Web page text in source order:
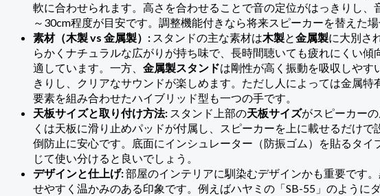
軟に合わせられます。高さを合わせることで音の定位がはっきりし
～30cm程度が目安です。調整機能付きなら将来スピーカーを替えた
素材（木製 vs 金属製）: スタンドの主な素材は木製と金属製に大別さ
らかくナチュラルな広がりが持ち味で、長時間聴いても疲れにくい
適しています。一方、 金属製スタンドは剛性が高く振動を吸収しやす
きりし、クリアなサウンドが楽しめます。ただし人によっては金属
要素を組み合わせたハイブリッド型も一つの手です。
天板サイズと取り付け方法: スタンド上部の天板サイズがスピーカー
くは天板に滑り止めパッドが付属し、スピーカーを上に載せるだけ
倒防止に安心です。底面にインシュレーター（防振ゴム）を貼るタ
じて使い分けると良いでしょう。
デザインと仕上げ:部屋のインテリアに馴染むデザインかも重要です
せやすく温かみのある印象です。例えばハヤミの「SB-55」のよう